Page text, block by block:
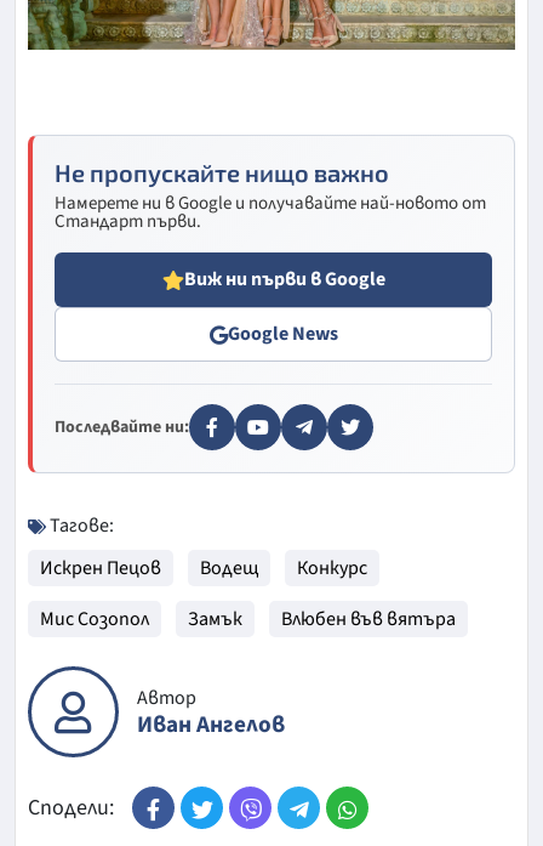
Не пропускайте нищо важно
Намерете ни в Google и получавайте най-новото от
Стандарт първи.
Виж ни първи в Google
Google News
Последвайте ни:
Тагове:
Искрен Пецов
Водещ
Конкурс
Мис Созопол
Замък Влюбен във вятъра
Автор
Иван Ангелов
Сподели: